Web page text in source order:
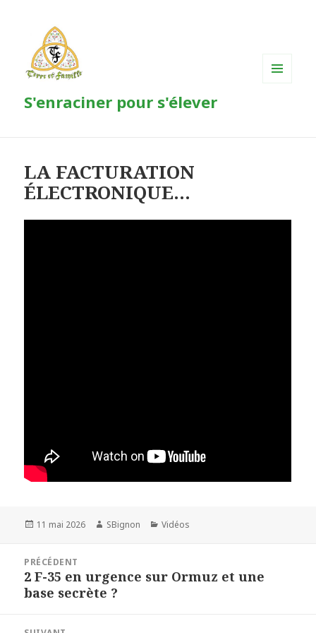
S'enraciner pour s'élever
LA FACTURATION
ÉLECTRONIQUE…
Publié
11 mai 2026 Auteur
SBignon Catégories
Vidéos
l’article
PRÉCÉDENT
Article
précédent :
2 F-35 en urgence sur Ormuz et une
base secrète ?